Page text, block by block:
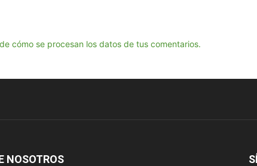
cómo se procesan los datos de tus comentarios.
NOSOTROS